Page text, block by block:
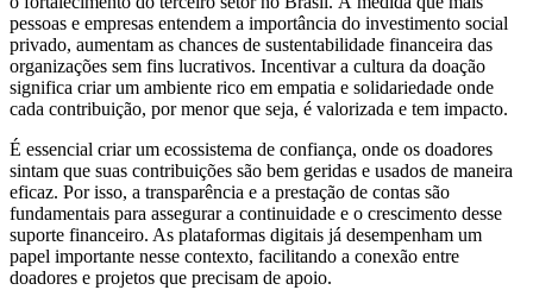
pessoas e empresas entendem a importância do investimento social
privado, aumentam as chances de sustentabilidade financeira das
organizações sem fins lucrativos. Incentivar a cultura da doação
significa criar um ambiente rico em empatia e solidariedade onde
cada contribuição, por menor que seja, é valorizada e tem impacto.
É essencial criar um ecossistema de confiança, onde os doadores
sintam que suas contribuições são bem geridas e usados de maneira
eficaz. Por isso, a transparência e a prestação de contas são
fundamentais para assegurar a continuidade e o crescimento desse
suporte financeiro. As plataformas digitais já desempenham um
papel importante nesse contexto, facilitando a conexão entre
doadores e projetos que precisam de apoio.